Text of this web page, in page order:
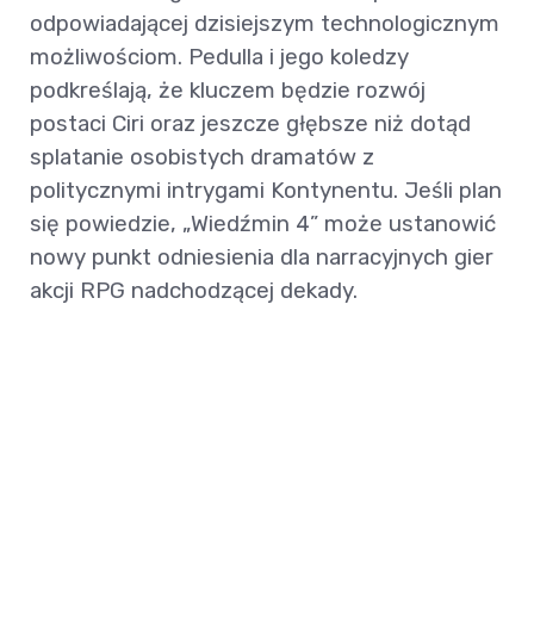
odpowiadającej dzisiejszym technologicznym
możliwościom. Pedulla i jego koledzy
podkreślają, że kluczem będzie rozwój
postaci Ciri oraz jeszcze głębsze niż dotąd
splatanie osobistych dramatów z
politycznymi intrygami Kontynentu. Jeśli plan
się powiedzie, „Wiedźmin 4” może ustanowić
nowy punkt odniesienia dla narracyjnych gier
akcji RPG nadchodzącej dekady.